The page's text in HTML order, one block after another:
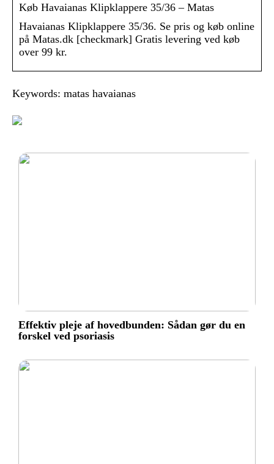
Køb Havaianas Klipklappere 35/36 – Matas
Havaianas Klipklappere 35/36. Se pris og køb online
på Matas.dk [checkmark] Gratis levering ved køb
over 99 kr.
Keywords: matas havaianas
Effektiv pleje af hovedbunden: Sådan gør du en
forskel ved psoriasis